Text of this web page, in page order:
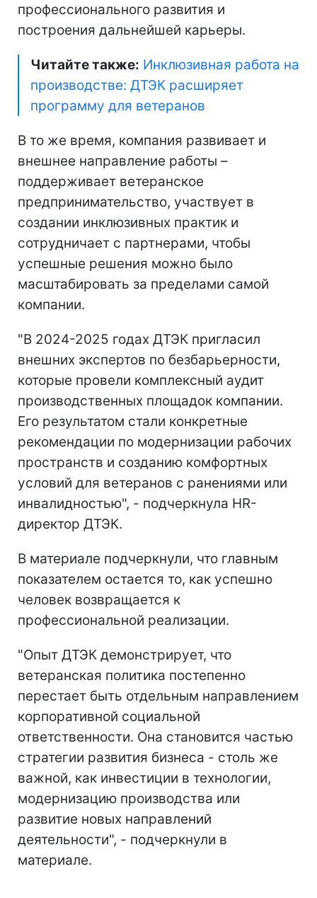
профессионального развития и
построения дальнейшей карьеры.
Читайте также: Инклюзивная работа на
производстве: ДТЭК расширяет
программу для ветеранов
В то же время, компания развивает и
внешнее направление работы –
поддерживает ветеранское
предпринимательство, участвует в
создании инклюзивных практик и
сотрудничает с партнерами, чтобы
успешные решения можно было
масштабировать за пределами самой
компании.
"В 2024-2025 годах ДТЭК пригласил
внешних экспертов по безбарьерности,
которые провели комплексный аудит
производственных площадок компании.
Его результатом стали конкретные
рекомендации по модернизации рабочих
пространств и созданию комфортных
условий для ветеранов с ранениями или
инвалидностью", - подчеркнула HR-
директор ДТЭК.
В материале подчеркнули, что главным
показателем остается то, как успешно
человек возвращается к
профессиональной реализации.
"Опыт ДТЭК демонстрирует, что
ветеранская политика постепенно
перестает быть отдельным направлением
корпоративной социальной
ответственности. Она становится частью
стратегии развития бизнеса - столь же
важной, как инвестиции в технологии,
модернизацию производства или
развитие новых направлений
деятельности", - подчеркнули в
материале.